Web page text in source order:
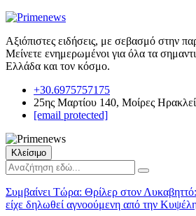
Αξιόπιστες ειδήσεις, με σεβασμό στην
Μείνετε ενημερωμένοι για όλα τα
Ελλάδα και τον κόσμο.
+30.6975757175
25ης Μαρτίου 140, Μοίρες
[email protected]
Κλείσιμο
Συμβαίνει Τώρα: Θρίλερ στον
είχε δηλωθεί αγνοούμενη από την